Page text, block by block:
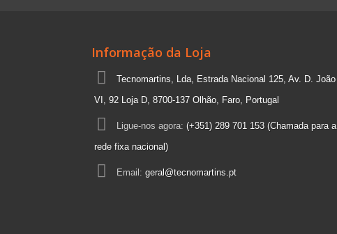
Informação da Loja
Tecnomartins, Lda, Estrada Nacional 125, Av. D. João
VI, 92 Loja D, 8700-137 Olhão, Faro, Portugal
Ligue-nos agora: (+351) 289 701 153 (Chamada para a
rede fixa nacional)
Email: geral@tecnomartins.pt